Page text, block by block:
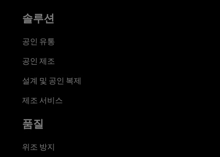
솔루션
공인 유통
공인 제조
설계 및 공인 복제
제조 서비스
품질
위조 방지